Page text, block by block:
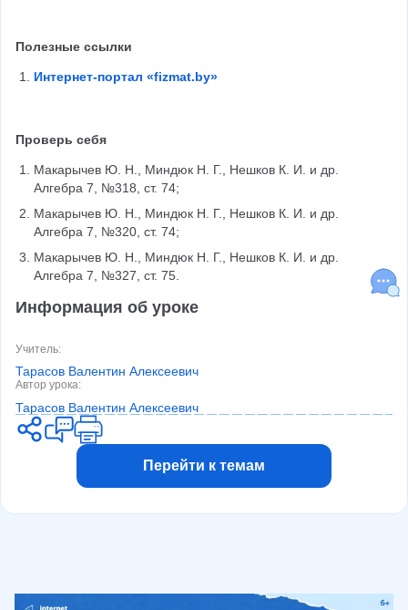
Полезные ссылки
Интернет-портал «fizmat.by»
Проверь себя
Макарычев Ю. Н., Миндюк Н. Г., Нешков К. И. и др.
Алгебра 7, №318, ст. 74;
Макарычев Ю. Н., Миндюк Н. Г., Нешков К. И. и др.
Алгебра 7, №320, ст. 74;
Макарычев Ю. Н., Миндюк Н. Г., Нешков К. И. и др.
Алгебра 7, №327, ст. 75.
Информация об уроке
Учитель:
Тарасов Валентин Алексеевич
Автор урока:
Тарасов Валентин Алексеевич
Перейти к темам